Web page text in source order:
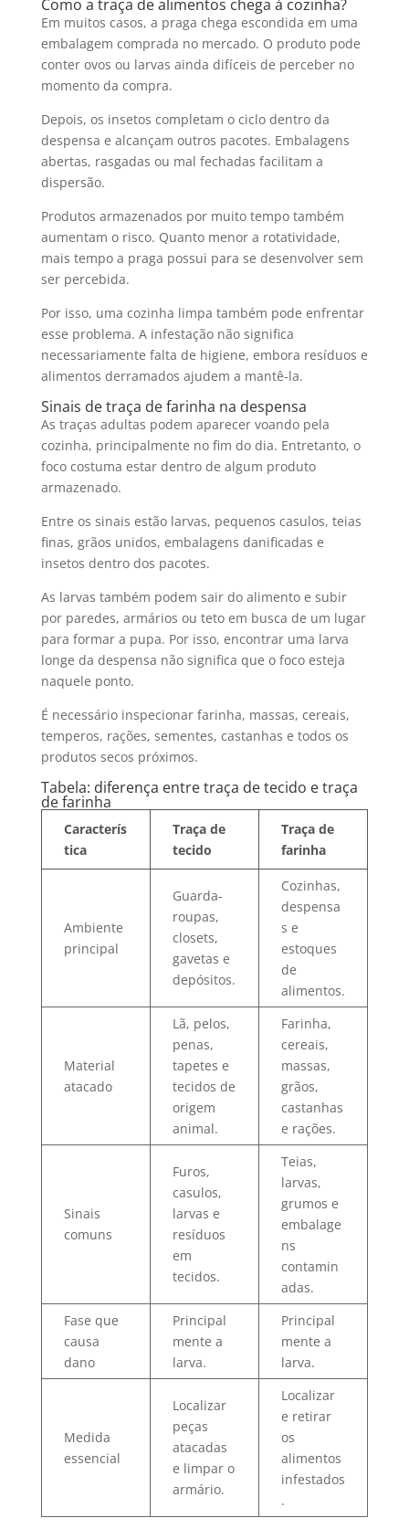
Como a traça de alimentos chega à cozinha?
Em muitos casos, a praga chega escondida em uma
embalagem comprada no mercado. O produto pode
conter ovos ou larvas ainda difíceis de perceber no
momento da compra.
Depois, os insetos completam o ciclo dentro da
despensa e alcançam outros pacotes. Embalagens
abertas, rasgadas ou mal fechadas facilitam a
dispersão.
Produtos armazenados por muito tempo também
aumentam o risco. Quanto menor a rotatividade,
mais tempo a praga possui para se desenvolver sem
ser percebida.
Por isso, uma cozinha limpa também pode enfrentar
esse problema. A infestação não significa
necessariamente falta de higiene, embora resíduos e
alimentos derramados ajudem a mantê-la.
Sinais de traça de farinha na despensa
As traças adultas podem aparecer voando pela
cozinha, principalmente no fim do dia. Entretanto, o
foco costuma estar dentro de algum produto
armazenado.
Entre os sinais estão larvas, pequenos casulos, teias
finas, grãos unidos, embalagens danificadas e
insetos dentro dos pacotes.
As larvas também podem sair do alimento e subir
por paredes, armários ou teto em busca de um lugar
para formar a pupa. Por isso, encontrar uma larva
longe da despensa não significa que o foco esteja
naquele ponto.
É necessário inspecionar farinha, massas, cereais,
temperos, rações, sementes, castanhas e todos os
produtos secos próximos.
Tabela: diferença entre traça de tecido e traça
de farinha
Caracterís
tica
Traça de
tecido
Traça de
farinha
Ambiente
principal
Guarda-
roupas,
closets,
gavetas e
depósitos.
Cozinhas,
despensa
s e
estoques
de
alimentos.
Material
atacado
Lã, pelos,
penas,
tapetes e
tecidos de
origem
animal.
Farinha,
cereais,
massas,
grãos,
castanhas
e rações.
Sinais
comuns
Furos,
casulos,
larvas e
resíduos
em
tecidos.
Teias,
larvas,
grumos e
embalage
ns
contamin
adas.
Fase que
causa
dano
Principal
mente a
larva.
Principal
mente a
larva.
Medida
essencial
Localizar
peças
atacadas
e limpar o
armário.
Localizar
e retirar
os
alimentos
infestados
.